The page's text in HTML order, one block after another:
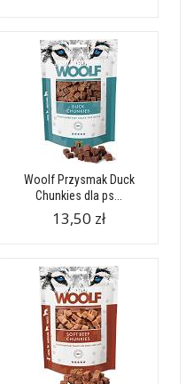
Woolf Przysmak Duck
Chunkies dla ps...
13,50 zł